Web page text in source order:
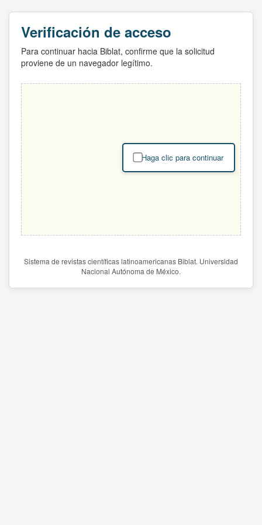
Verificación de acceso
Para continuar hacia Biblat, confirme que la solicitud
proviene de un navegador legítimo.
Haga clic para continuar
Sistema de revistas científicas latinoamericanas Biblat. Universidad
Nacional Autónoma de México.